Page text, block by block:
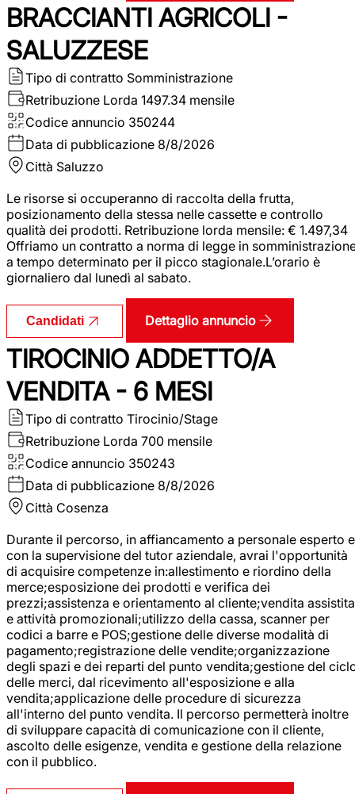
BRACCIANTI AGRICOLI -
SALUZZESE
Tipo di contratto Somministrazione
Retribuzione Lorda 1497.34 mensile
Codice annuncio 350244
Data di pubblicazione 8/8/2026
Città Saluzzo
Le risorse si occuperanno di raccolta della frutta,
posizionamento della stessa nelle cassette e controllo
qualità dei prodotti. Retribuzione lorda mensile: € 1.497,34
Offriamo un contratto a norma di legge in
a tempo determinato per il picco stagionale.L’orario è
giornaliero dal lunedì al sabato.
Candidati Dettaglio annuncio
TIROCINIO ADDETTO/A
VENDITA - 6 MESI
Tipo di contratto Tirocinio/Stage
Retribuzione Lorda 700 mensile
Codice annuncio 350243
Data di pubblicazione 8/8/2026
Città Cosenza
Durante il percorso, in affiancamento a personale esperto e
con la supervisione del tutor aziendale, avrai l'opportunità
di acquisire competenze in:allestimento e riordino della
merce;esposizione dei prodotti e verifica dei
prezzi;assistenza e orientamento al cliente;vendita assistita
e attività promozionali;utilizzo della cassa, scanner per
codici a barre e POS;gestione delle diverse modalità di
pagamento;registrazione delle vendite;organizzazione
degli spazi e dei reparti del punto vendita;gestione del
delle merci, dal ricevimento all'esposizione e alla
vendita;applicazione delle procedure di sicurezza
all'interno del punto vendita. Il percorso permetterà inoltre
di sviluppare capacità di comunicazione con il cliente,
ascolto delle esigenze, vendita e gestione della relazione
con il pubblico.